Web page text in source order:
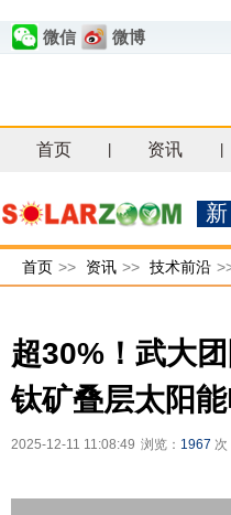
微信 微博
首页 资讯
首页 >> 资讯 >> 技术前沿
超30%！武大
钛矿叠层太阳
2025-12-11 11:08:49 浏览： 1967 次